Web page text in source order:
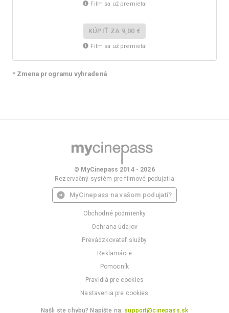
Film sa už premietal
KÚPIŤ ZA 9,00 €
Film sa už premietal
* Zmena programu vyhradená
© MyCinepass 2014 - 2026
Rezervačný systém pre filmové podujatia
MyCinepass na vašom podujatí?
Obchodné podmienky
Ochrana údajov
Prevádzkovateľ služby
Reklamácie
Pomocník
Pravidlá pre cookies
Nastavenia pre cookies
Našli ste chybu? Napíšte na: support@cinepass.sk